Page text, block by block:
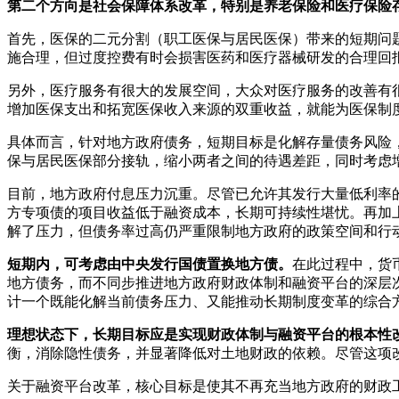
第二个方向是社会保障体系改革，特别是养老保险和医疗保
首先，医保的二元分割（职工医保与居民医保）带来的短期
施合理，但过度控费有时会损害医药和医疗器械研发的合理回
另外，医疗服务有很大的发展空间，大众对医疗服务的改善
增加医保支出和拓宽医保收入来源的双重收益，就能为医保
具体而言，针对地方政府债务，短期目标是化解存量债务风
保与居民医保部分接轨，缩小两者之间的待遇差距，同时考虑
目前，地方政府付息压力沉重。尽管已允许其发行大量低利
方专项债的项目收益低于融资成本，长期可持续性堪忧。再
解了压力，但债务率过高仍严重限制地方政府的政策空间和
短期内，可考虑由中央发行国债置换地方债。 在此过程中，货
地方债务，而不同步推进地方政府财政体制和融资平台的深
计一个既能化解当前债务压力、又能推动长期制度变革的综合
理想状态下，长期目标应是实现财政体制与融资平台的根本性
衡，消除隐性债务，并显著降低对土地财政的依赖。尽管这
关于融资平台改革，核心目标是使其不再充当地方政府的财